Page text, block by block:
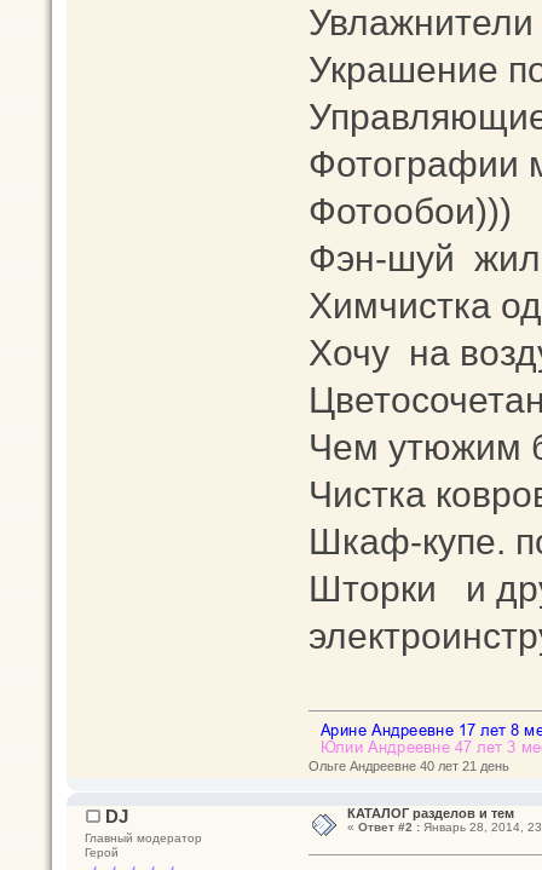
Увлажнители
Украшение
Фотографии
Фотообои)))
Фэн-шуй
Химчистка
Хочу на
Чем утюжим
Чистка
Шкаф-купе.
Шторки и
Ольге Андреевне 40 лет 21 день
DJ
Главный модератор
Герой
КАТАЛОГ разделов и тем
« Ответ #2 :Январь 28, 2014,